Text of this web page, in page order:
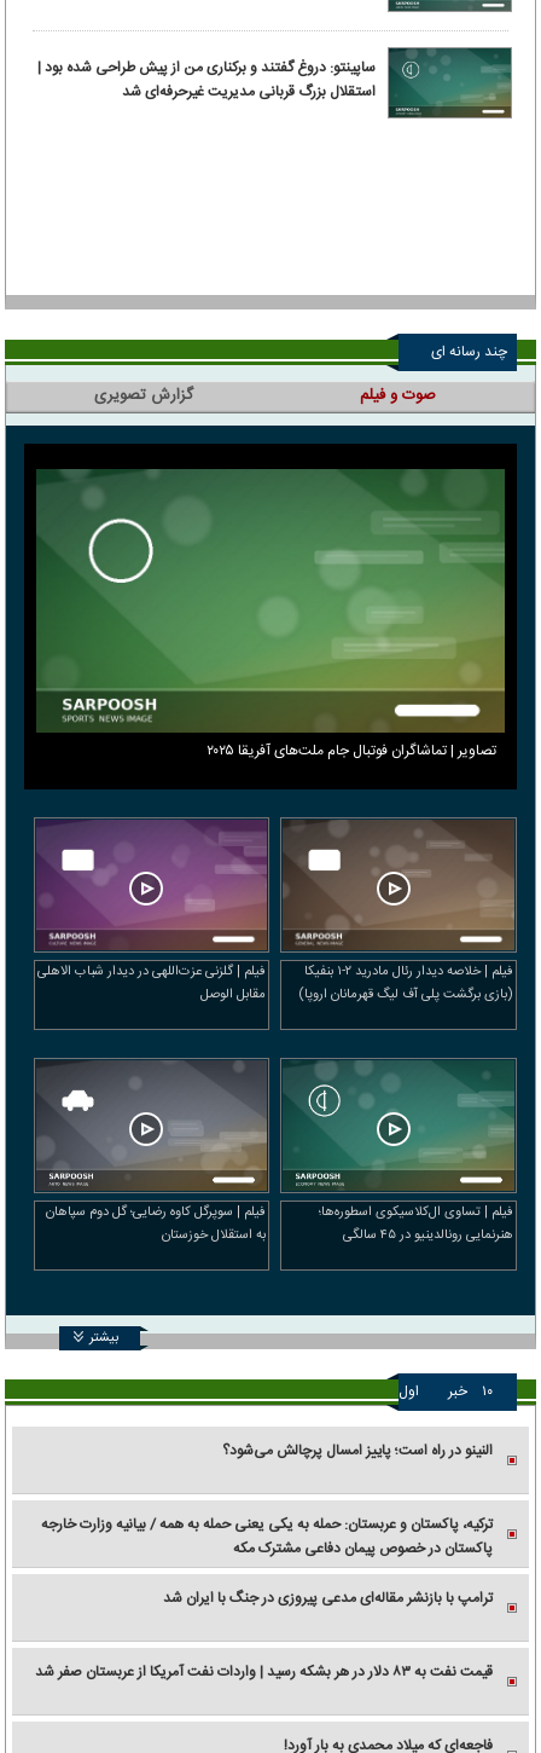
ساپینتو: دروغ گفتند و برکناری من از پیش طراحی شده بود |
استقلال بزرگ قربانی مدیریت غیرحرفه‌ای شد
چند رسانه ای
صوت و فیلم
تصاویر | تماشاگران فوتبال جام ملت‌های آفریقا ۲۰۲۵
فیلم | خلاصه دیدار رئال مادرید ۲-۱ بنفیکا
(بازی برگشت پلی آف لیگ قهرمانان اروپا)
فیلم | گلزنی عزت‌اللهی در دیدار شباب الاهلی
مقابل الوصل
فیلم | تساوی ال‌کلاسیکوی اسطوره‌ها؛
هنرنمایی رونالدینیو در ۴۵ سالگی
فیلم | سوپرگل کاوه رضایی؛ گل دوم سپاهان
به استقلال خوزستان
بیشتر
گزارش تصویری
۱۰ خبر اول
النینو در راه است؛ پاییز امسال پرچالش می‌شود؟
ترکیه، پاکستان و عربستان: حمله به یکی یعنی حمله به همه / بیانیه وزارت خارجه
پاکستان در خصوص پیمان دفاعی مشترک مکه
ترامپ با بازنشر مقاله‌ای مدعی پیروزی در جنگ با ایران شد
قیمت نفت به ۸۳ دلار در هر بشکه رسید | واردات نفت آمریکا از عربستان صفر شد
فاجعه‌ای که میلاد محمدی به بار آورد!